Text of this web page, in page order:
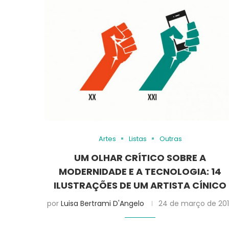
Artes Listas Outras
UM OLHAR CRÍTICO SOBRE A
MODERNIDADE E A TECNOLOGIA: 14
ILUSTRAÇÕES DE UM ARTISTA CÍNICO
por Luisa Bertrami D'Angelo 24 de março de